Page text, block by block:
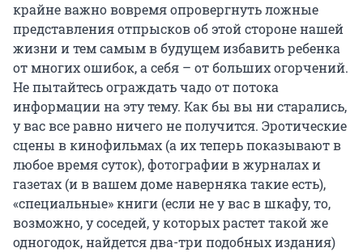
крайне важно вовремя опровергнуть ложные
представления отпрысков об этой стороне нашей
жизни и тем самым в будущем избавить ребенка
от многих ошибок, а себя – от больших огорчений.
Не пытайтесь ограждать чадо от потока
информации на эту тему. Как бы вы ни старались,
у вас все равно ничего не получится. Эротические
сцены в кинофильмах (а их теперь показывают в
любое время суток), фотографии в журналах и
газетах (и в вашем доме наверняка такие есть),
«специальные» книги (если не у вас в шкафу, то,
возможно, у соседей, у которых растет такой же
одногодок, найдется два-три подобных издания)